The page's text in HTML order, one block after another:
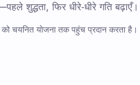
शुद्धता, फिर धीरे‑धीरे गति बढ़ाएँ।
चयनित योजना तक पहुंच प्रदान करता है।